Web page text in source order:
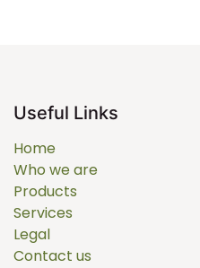
Useful Links
Home
Who we are
Products
Services
Legal
Contact us